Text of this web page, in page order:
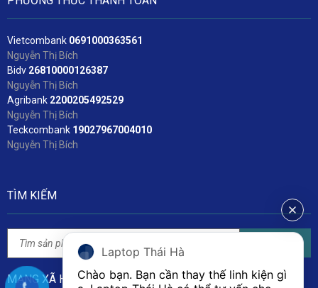
Vietcombank 0691000363561
Nguyễn Thị Bích
Bidv 26810000126387
Nguyễn Thị Bích
Agribank 2200205492529
Nguyễn Thị Bích
Teckcombank 19027967004010
Nguyễn Thị Bích
TÌM KIẾM
MẠNG XÃ HỘI
Laptop Thái Hà
Chào bạn. Bạn cần thay thế linh kiện gì